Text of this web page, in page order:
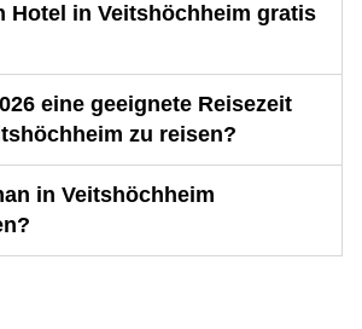
Hotel in Veitshöchheim gratis
eine geeignete Reisezeit
zu reisen?
in Veitshöchheim